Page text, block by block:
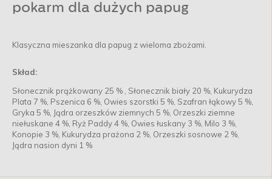
pokarm dla dużych papug
Klasyczna mieszanka dla papug z wieloma zbożami.
Skład:
Słonecznik prążkowany 25 % , Słonecznik biały 20 %, Kukurydza
Plata 7 %, Pszenica 6 %, Owies szorstki 5 %, Szafran łąkowy 5 %,
Gryka 5 %, Jądra orzeszków ziemnych 5 %, Orzeszki ziemne
niełuskane 4 %, Ryż Paddy 4 %, Owies łuskany 3 %, Milo 3 %,
Konopie 3 %, Kukurydza prażona 2 %, Orzeszki sosnowe 2 %,
Jądra nasion dyni 1 %